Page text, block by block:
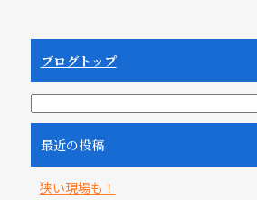
ブログトップ
最近の投稿
狭い現場も！